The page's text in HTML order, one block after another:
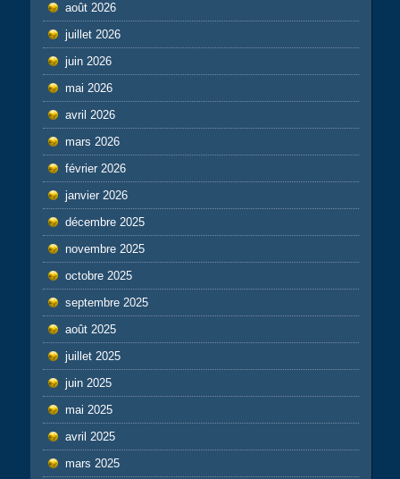
août 2026
juillet 2026
juin 2026
mai 2026
avril 2026
mars 2026
février 2026
janvier 2026
décembre 2025
novembre 2025
octobre 2025
septembre 2025
août 2025
juillet 2025
juin 2025
mai 2025
avril 2025
mars 2025